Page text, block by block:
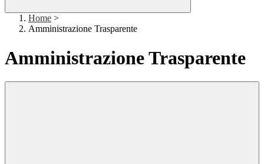
Home >
Amministrazione Trasparente
Amministrazione Trasparente